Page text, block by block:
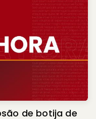
de botija de